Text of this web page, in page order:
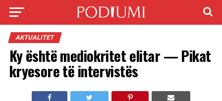
AKTUALITET
Ky është mediokritet elitar — Pikat
kryesore të intervistës